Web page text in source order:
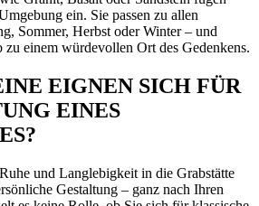
ein. Sie passen zu allen
Sommer, Herbst oder Winter – und
zu einem würdevollen Ort des Gedenkens.
EIGNEN SICH FÜR
EINES
und Langlebigkeit in die Grabstätte
Gestaltung – ganz nach Ihren